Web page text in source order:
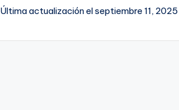
Última actualización el septiembre 11, 2025